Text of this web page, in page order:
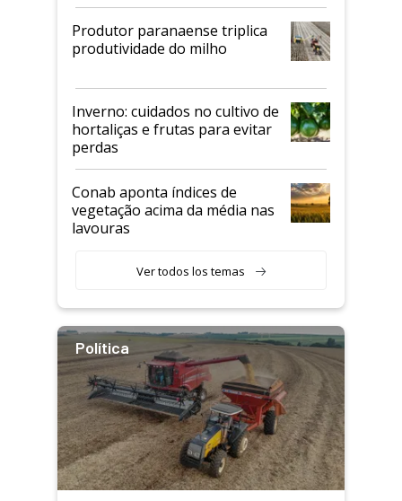
Produtor paranaense triplica
produtividade do milho
Inverno: cuidados no cultivo de
hortaliças e frutas para evitar
perdas
Conab aponta índices de
vegetação acima da média nas
lavouras
Ver todos los temas
Política